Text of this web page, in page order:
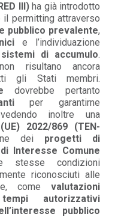
III) ha già introdotto
permitting attraverso
pubblico prevalente,
e l’individuazione
di accumulo.
risultano ancora
gli Stati membri.
dovrebbe pertanto
per garantirne
inoltre una
2022/869 (TEN-
dei
progetti di
Interesse Comune
stesse condizioni
riconosciuti alle
come
valutazioni
tempi autorizzativi
pubblico